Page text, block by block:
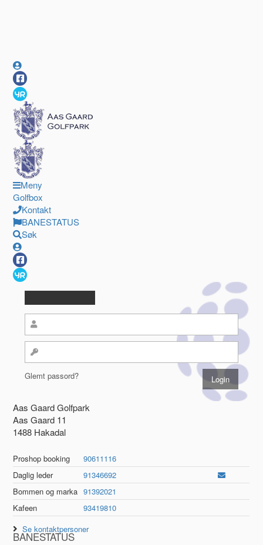
Meny
Golfbox
Kontakt
BANESTATUS
Søk
Glemt passord?
Aas Gaard Golfpark
Aas Gaard 11
1488 Hakadal
Proshop booking
90611116
Daglig leder
91346692
Bommen og marka 91392021
Kafeen
93419810
Se kontaktpersoner
BANESTATUS